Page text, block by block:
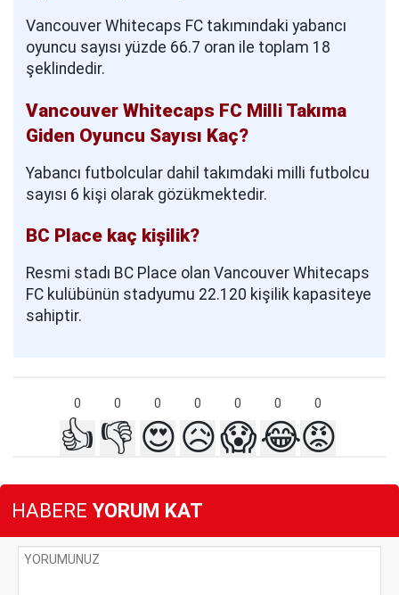
Vancouver Whitecaps FC takımındaki yabancı
oyuncu sayısı yüzde 66.7 oran ile toplam 18
şeklindedir.
Vancouver Whitecaps FC Milli Takıma
Giden Oyuncu Sayısı Kaç?
Yabancı futbolcular dahil takımdaki milli futbolcu
sayısı 6 kişi olarak gözükmektedir.
BC Place kaç kişilik?
Resmi stadı BC Place olan Vancouver Whitecaps
FC kulübünün stadyumu 22.120 kişilik kapasiteye
sahiptir.
0 0 0 0 0 0 0
👍 👎 😍😥😱😂😡
HABERE YORUM KAT